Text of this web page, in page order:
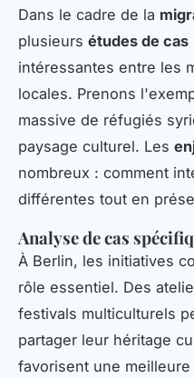
Dans le cadre de la
plusieurs études de cas
intéressantes entre les
locales. Prenons
massive de réfugiés
paysage culturel. Les
nombreux : comment
différentes tout en
Analyse de cas
À Berlin, les initiatives
rôle essentiel. Des
festivals multiculturels
partager leur héritage
favorisent une